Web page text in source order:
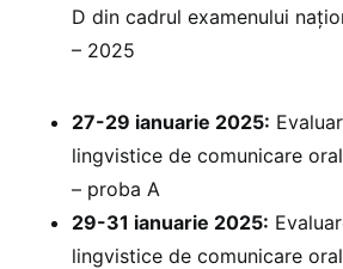
D din cadrul examenului
– 2025
27-29 ianuarie 2025:
lingvistice de comunicare
– proba A
29-31 ianuarie 2025:
lingvistice de comunicare